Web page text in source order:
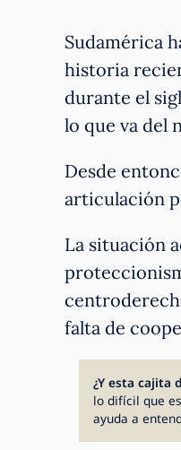
Sudamérica
historia
durante el
lo que va del
Desde
articulación
La situación
falta de
¿Y esta cajita
lo difícil que
ayuda a